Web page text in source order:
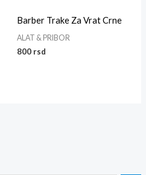
Barber Trake Za Vrat Crne
ALAT & PRIBOR
800 rsd